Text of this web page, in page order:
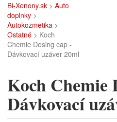
Bi-Xenony.sk > Auto
doplnky >
Autokozmetika >
Ostatné > Koch
Chemie Dosing cap -
Dávkovací uzáver 20ml
Koch Chemie
Dávkovací